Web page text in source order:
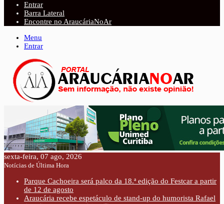
Entrar
Barra Lateral
Encontre no AraucáriaNoAr
Menu
Entrar
sexta-feira, 07 ago, 2026
Notícias de Última Hora
Parque Cachoeira será palco da 18.ª edição do Festcar a partir
de 12 de agosto
Araucária recebe espetáculo de stand-up do humorista Rafael